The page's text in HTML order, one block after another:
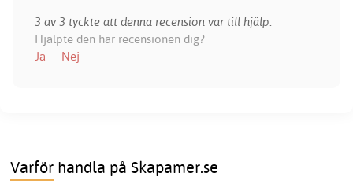
3 av 3 tyckte att denna recension var till hjälp.
Hjälpte den här recensionen dig?
Ja
Nej
Varför handla på Skapamer.se